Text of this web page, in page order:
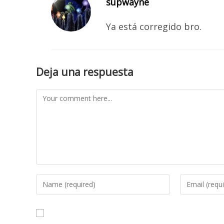
Ya está corregido bro.
Deja una respuesta
Comment
Enter
your
or
Enter
your